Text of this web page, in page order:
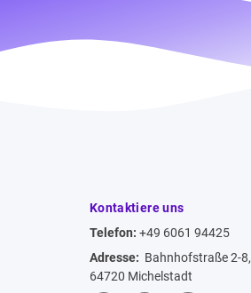
Kontaktiere uns
Telefon: +49 6061 94425
Adresse: Bahnhofstraße 2-8,
64720 Michelstadt